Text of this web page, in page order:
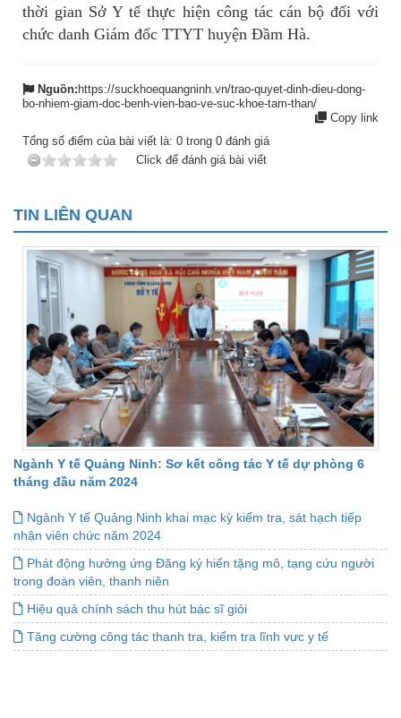
thời gian Sở Y tế thực hiện công tác cán bộ đối với
chức danh Giám đốc TTYT huyện Đầm Hà.
Nguồn: https://suckhoequangninh.vn/trao-quyet-dinh-dieu-dong-
bo-nhiem-giam-doc-benh-vien-bao-ve-suc-khoe-tam-than/
Copy link
Tổng số điểm của bài viết là: 0 trong 0 đánh giá
Click để đánh giá bài viết
TIN LIÊN QUAN
Ngành Y tế Quảng Ninh: Sơ kết công tác Y tế dự phòng 6
tháng đầu năm 2024
Ngành Y tế Quảng Ninh khai mạc kỳ kiểm tra, sát hạch tiếp
nhận viên chức năm 2024
Phát động hưởng ứng Đăng ký hiến tặng mô, tạng cứu người
trong đoàn viên, thanh niên
Hiệu quả chính sách thu hút bác sĩ giỏi
Tăng cường công tác thanh tra, kiểm tra lĩnh vực y tế